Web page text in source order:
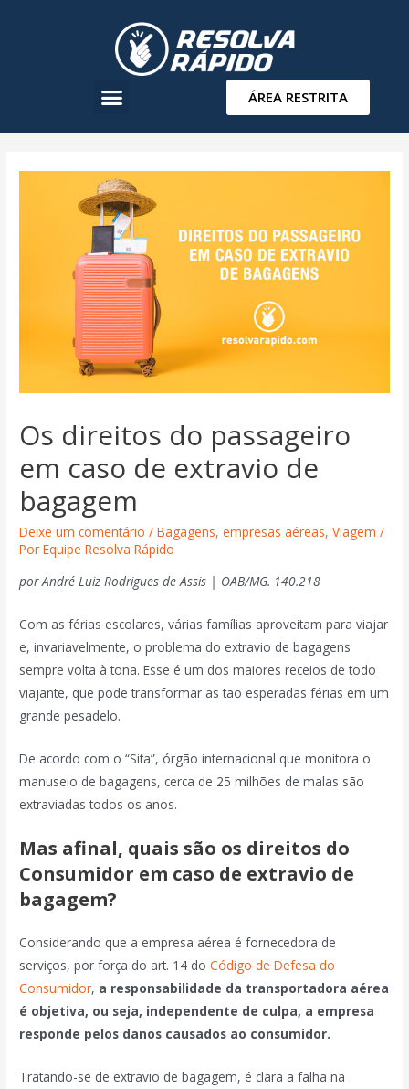
ÁREA RESTRITA
Os direitos do passageiro
em caso de extravio de
bagagem
Deixe um comentário /Bagagens,empresas aéreas,Viagem /
PorEquipe Resolva Rápido
por André Luiz Rodrigues de Assis | OAB/MG. 140.218
Com as férias escolares, várias famílias aproveitam para viajar
e, invariavelmente, o problema do extravio de bagagens
sempre volta à tona. Esse é um dos maiores receios de todo
viajante, que pode transformar as tão esperadas férias em um
grande pesadelo.
De acordo com o “Sita”, órgão internacional que monitora o
manuseio de bagagens, cerca de 25 milhões de malas são
extraviadas todos os anos.
Mas afinal, quais são os direitos do
Consumidor em caso de extravio de
bagagem?
Considerando que a empresa aérea é fornecedora de
serviços, por força do art. 14 doCódigo de Defesa do
Consumidor, a responsabilidade da transportadora aérea
é objetiva, ou seja, independente de culpa, a empresa
responde pelos danos causados ao consumidor.
Tratando-se de extravio de bagagem, é clara a falha na